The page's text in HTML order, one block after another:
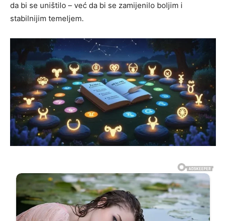
da bi se uništilo – već da bi se zamijenilo boljim i
stabilnijim temeljem.